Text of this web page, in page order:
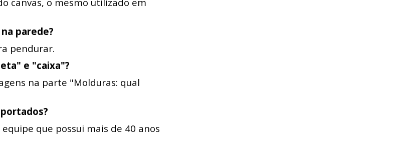
parede?
pendurar.
e "caixa"?
na parte "Molduras: qual
que possui mais de 40 anos